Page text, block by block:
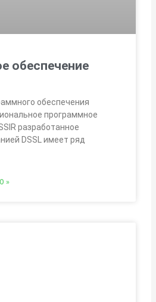
обеспечение
обеспечения
программное
разработанное
DSSL имеет ряд
»